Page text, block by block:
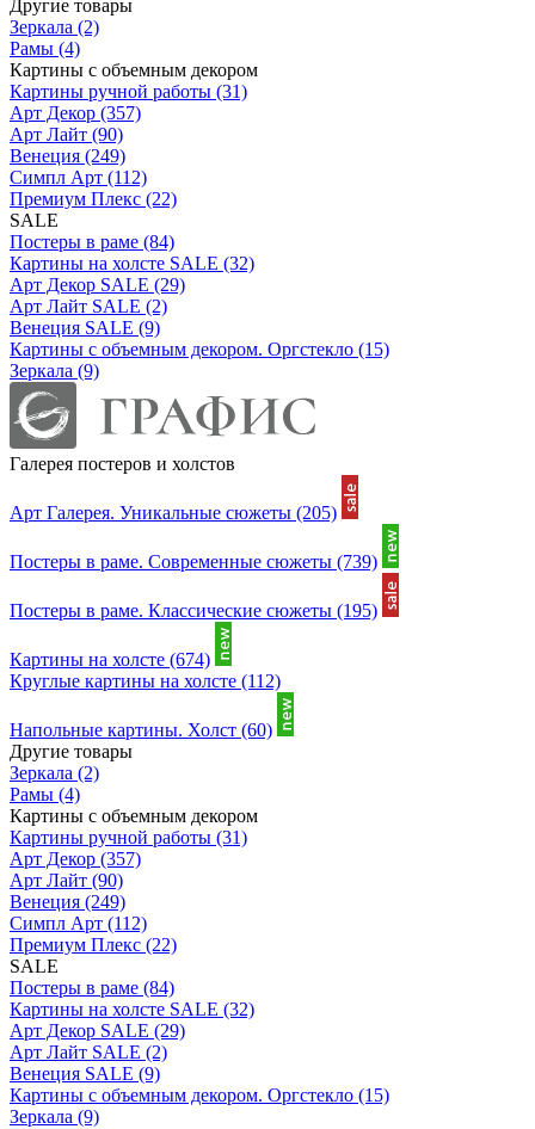
Другие товары
Зеркала (2)
Рамы (4)
Картины с объемным декором
Картины ручной работы (31)
Арт Декор (357)
Арт Лайт (90)
Венеция (249)
Симпл Арт (112)
Премиум Плекс (22)
SALE
Постеры в раме (84)
Картины на холсте SALE (32)
Арт Декор SALE (29)
Арт Лайт SALE (2)
Венеция SALE (9)
Картины с объемным декором. Оргстекло (15)
Зеркала (9)
Галерея постеров и холстов
Арт Галерея. Уникальные сюжеты (205)
Постеры в раме. Современные сюжеты (739)
Постеры в раме. Классические сюжеты (195)
Картины на холсте (674)
Круглые картины на холсте (112)
Напольные картины. Холст (60)
Другие товары
Зеркала (2)
Рамы (4)
Картины с объемным декором
Картины ручной работы (31)
Арт Декор (357)
Арт Лайт (90)
Венеция (249)
Симпл Арт (112)
Премиум Плекс (22)
SALE
Постеры в раме (84)
Картины на холсте SALE (32)
Арт Декор SALE (29)
Арт Лайт SALE (2)
Венеция SALE (9)
Картины с объемным декором. Оргстекло (15)
Зеркала (9)